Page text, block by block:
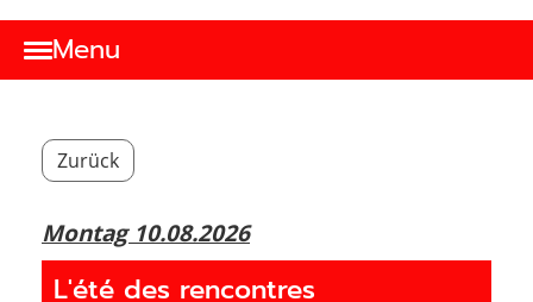
Menu
Zurück
Montag 10.08.2026
L'été des rencontres